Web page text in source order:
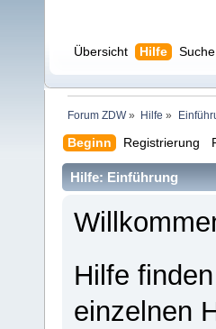
Übersicht Hilfe Suche
Forum ZDW» Hilfe »
Beginn Registrierung
Hilfe: Einführung
Hilfe
einzelnen